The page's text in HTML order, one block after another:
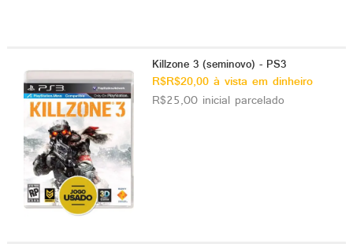
Killzone 3 (seminovo) - PS3
R$R$20,00 à vista em dinheiro
R$25,00 inicial parcelado